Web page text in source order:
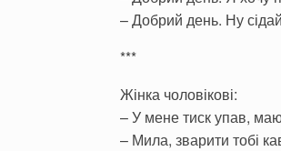
– Добрий день. Ну
***
Жінка чоловікові:
– У мене тиск упав,
– Мила, зварити тобі